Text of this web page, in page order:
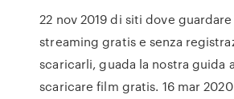
22 nov 2019 di siti dove
streaming gratis e senza
scaricarli, guada la nostra guida
scaricare film gratis. 16 mar